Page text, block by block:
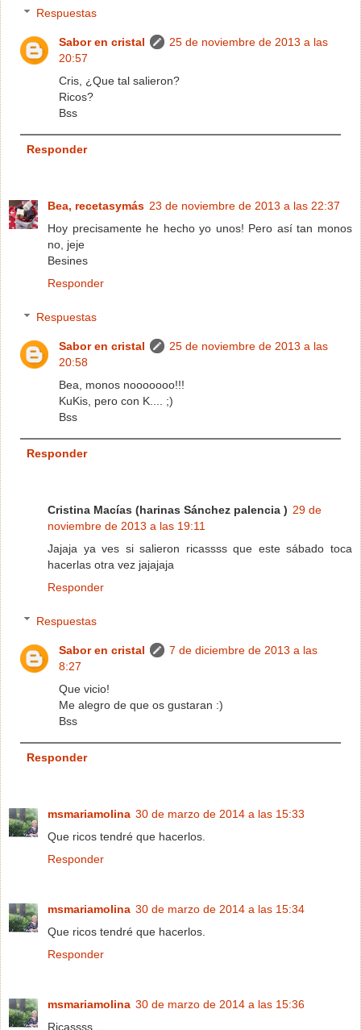
Respuestas
Sabor en cristal
25 de noviembre de 2013 a las
20:57
Cris, ¿Que tal salieron?
Ricos?
Bss
Responder
Bea, recetasymás 23 de noviembre de 2013 a las 22:37
Hoy precisamente he hecho yo unos! Pero así tan monos
no, jeje
Besines
Responder
Respuestas
Sabor en cristal
25 de noviembre de 2013 a las
20:58
Bea, monos nooooooo!!!
KuKis, pero con K.... ;)
Bss
Responder
Cristina Macías (harinas Sánchez palencia ) 29 de
noviembre de 2013 a las 19:11
Jajaja ya ves si salieron ricassss que este sábado toca
hacerlas otra vez jajajaja
Responder
Respuestas
Sabor en cristal
7 de diciembre de 2013 a las
8:27
Que vicio!
Me alegro de que os gustaran :)
Bss
Responder
msmariamolina 30 de marzo de 2014 a las 15:33
Que ricos tendré que hacerlos.
Responder
msmariamolina 30 de marzo de 2014 a las 15:34
Que ricos tendré que hacerlos.
Responder
msmariamolina 30 de marzo de 2014 a las 15:36
Ricassss ...